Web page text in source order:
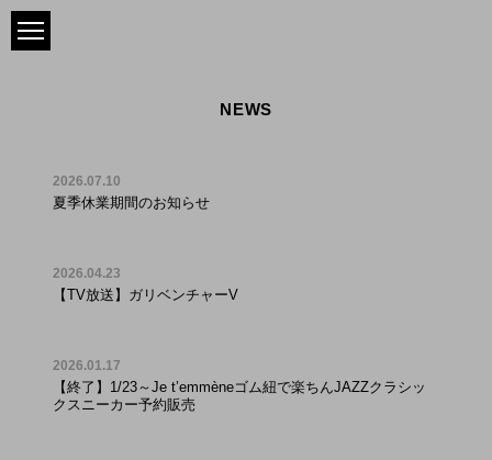
NEWS
2026.07.10
夏季休業期間のお知らせ
2026.04.23
【TV放送】ガリベンチャーV
2026.01.17
【終了】1/23～Je t’emmèneゴム紐で楽ちんJAZZクラシッ
クスニーカー予約販売